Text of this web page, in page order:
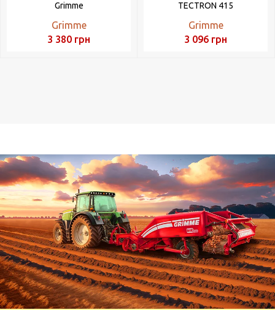
Grimme
Grimme
3 380 грн
TECTRON 415
Grimme
3 096 грн